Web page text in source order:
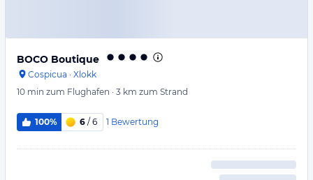
BOCO Boutique
Cospicua · Xlokk
10 min zum Flughafen · 3 km zum Strand
100% 6 / 6 1 Bewertung